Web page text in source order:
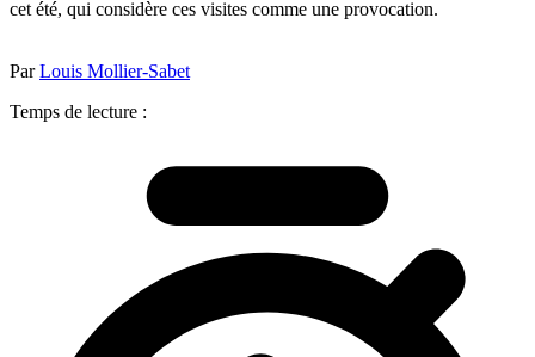
cet été, qui considère ces visites comme une provocation.
ParLouis Mollier-Sabet
Temps de lecture :